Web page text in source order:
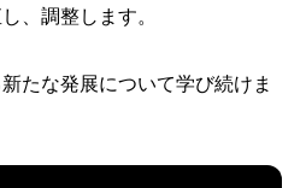
、調整します。
たな発展について学び続けま